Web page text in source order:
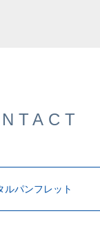
ルパンフレット